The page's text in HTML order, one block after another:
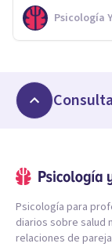
Psicología
Psicología para
diarios sobre salud
relaciones de